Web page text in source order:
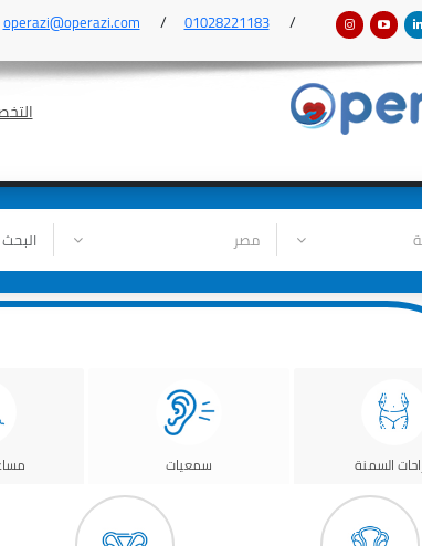
operazi@operazi.com 01028221183
سمعيات السمنة